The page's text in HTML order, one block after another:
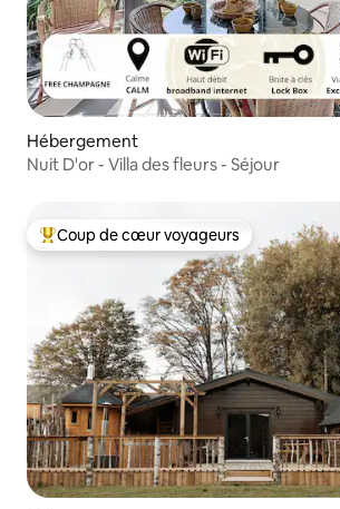
Hébergement
Nuit D'or - Villa des fleurs - Séjour
Coups de cœur voyageurs les plus
Coup de cœur voyageurs